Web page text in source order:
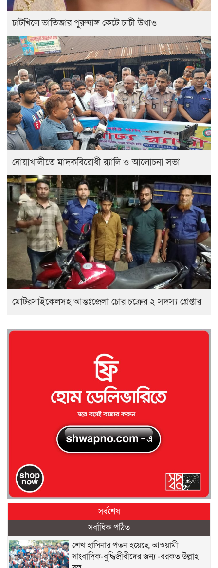
চাটখিলে ভাতিজার পুরুষাঙ্গ কেটে চাচী উধাও
নোয়াখালীতে মাদকবিরোধী র‍্যালি ও আলোচনা সভা
মোটরসাইকেলসহ আন্তঃজেলা চোর চক্রের ২ সদস্য গ্রেপ্তার
সর্বশেষ
সর্বাধিক পঠিত
শেখ হাসিনার পতন হয়েছে, আওয়ামী
সাংবাদিক-বুদ্ধিজীবীদের জন্য -বরকত উল্লাহ